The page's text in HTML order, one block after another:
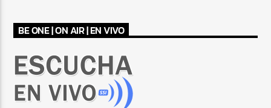
BE ONE | ON AIR | EN VIVO